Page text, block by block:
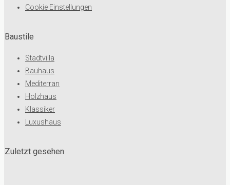
Baustile
Stadtvilla
Bauhaus
Mediterran
Holzhaus
Klassiker
Luxushaus
Cookie Einstellungen
Zuletzt gesehen